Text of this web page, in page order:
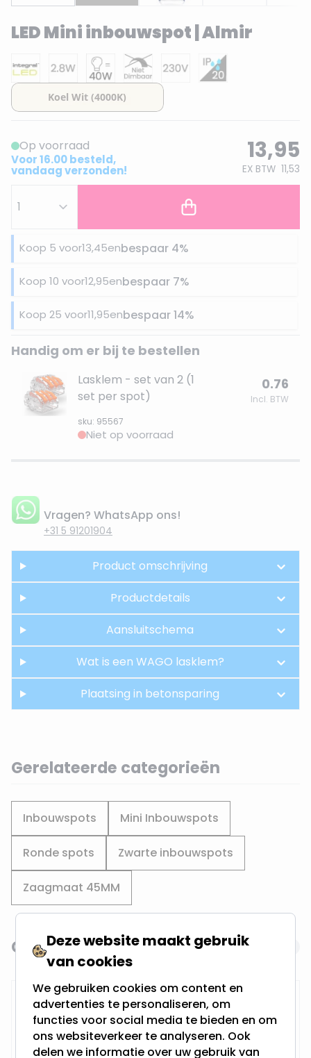
LED Mini inbouwspot | Almir
Op voorraad
Voor 16.00 besteld,
vandaag verzonden!
13,95
EX BTW 11,53
Koop 5 voor13,45enbespaar 4%
Koop 10 voor12,95enbespaar 7%
Koop 25 voor11,95enbespaar14%
Handig om er bij te bestellen
Lasklem - set van 2 (1
set per spot)
sku: 95567
0.76
Incl. BTW
Niet op voorraad
Vragen? WhatsApp ons!
+31 5 91201904
Product omschrijving
Productdetails
Aansluitschema
Wat is een WAGO lasklem?
Plaatsing in betonsparing
Gerelateerde categorieën
Inbouwspots Mini Inbouwspots
Ronde spots Zwarte inbouwspots
Zaagmaat 45MM
Navigating through the elements of the carousel is
Press to skip carousel
Gerelateerde producten
Gatenzaagset Ø44MM
Deze website maakt gebruik
van cookies
We gebruiken cookies om content en
advertenties te personaliseren, om
functies voor social media te bieden en om
ons websiteverkeer te analyseren. Ook
delen we informatie over uw gebruik van